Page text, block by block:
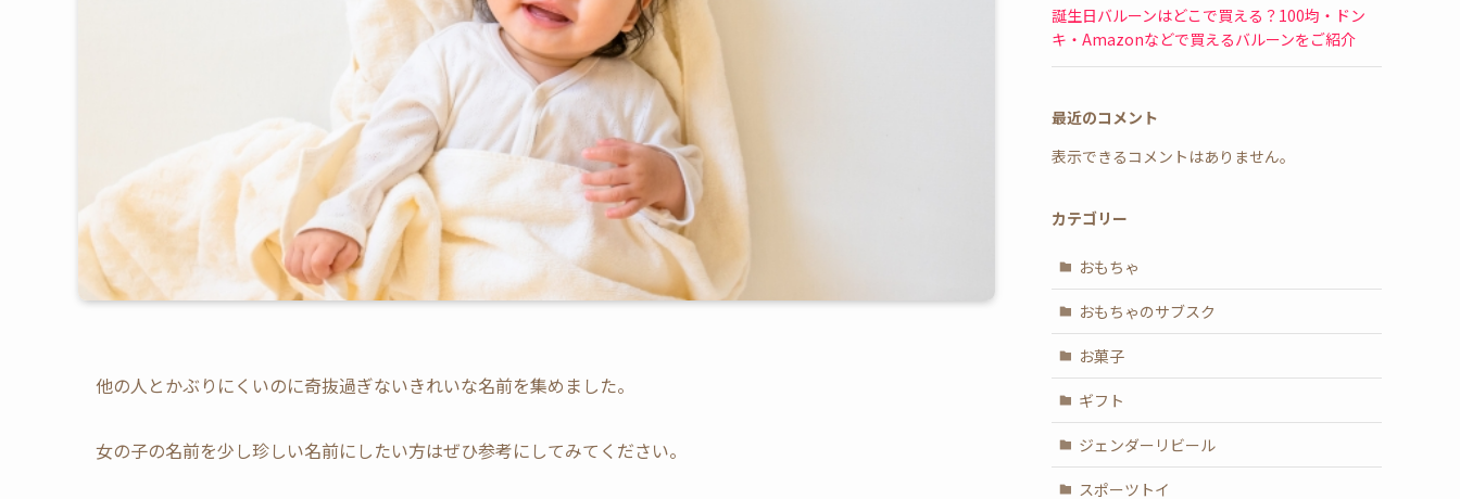
他の人とかぶりにくいのに奇抜過ぎないきれいな名前を集めました。
女の子の名前を少し珍しい名前にしたい方はぜひ参考にしてみてください。
誕生日バルーンはどこで買える？100均・ドン
キ・Amazonなどで買えるバルーンをご紹介
最近のコメント
表示できるコメントはありません。
カテゴリー
おもちゃ
おもちゃのサブスク
お菓子
ギフト
ジェンダーリビール
スポーツトイ